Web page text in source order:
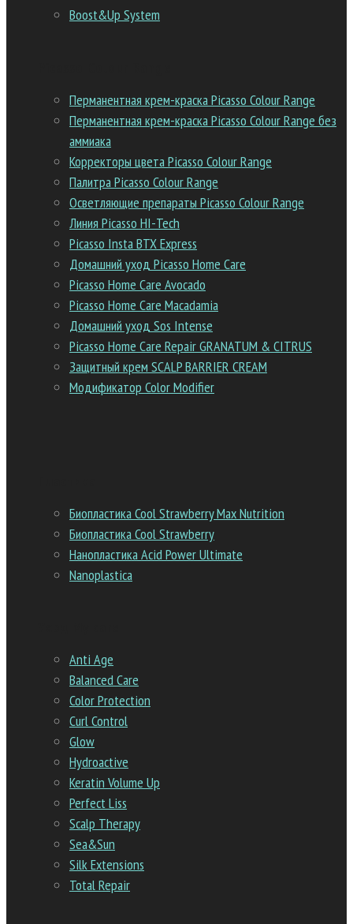
Boost&Up System
Перманентная крем-краска Picasso Colour Range
Перманентная крем-краска Picasso Colour Range без
аммиака
Корректоры цвета Picasso Colour Range
Палитра Picasso Colour Range
Осветляющие препараты Picasso Colour Range
Линия Picasso HI-Tech
Picasso Insta BTX Express
Домашний уход Picasso Home Care
Picasso Home Care Avocado
Picasso Home Care Macadamia
Домашний уход Sos Intense
Picasso Home Care Repair GRANATUM & CITRUS
Защитный крем SCALP BARRIER CREAM
Модификатор Color Modifier
Биопластика Cool Strawberry Max Nutrition
Биопластика Cool Strawberry
Нанопластика Acid Power Ultimate
Nanoplastica
Anti Age
Balanced Сare
Color Protection
Curl Control
Glow
Hydroactive
Keratin Volume Up
Perfect Liss
Scalp Therapy
Sea&Sun
Silk Extensions
Total Repair